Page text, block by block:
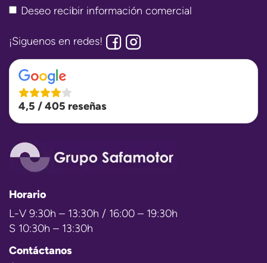
Deseo recibir información comercial
¡Siguenos en redes!
4,5 / 405 reseñas
Horario
L-V 9:30h – 13:30h / 16:00 – 19:30h
S 10:30h – 13:30h
Contáctanos